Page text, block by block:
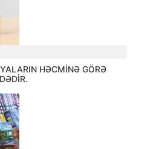
HƏCMİNƏ GÖRƏ